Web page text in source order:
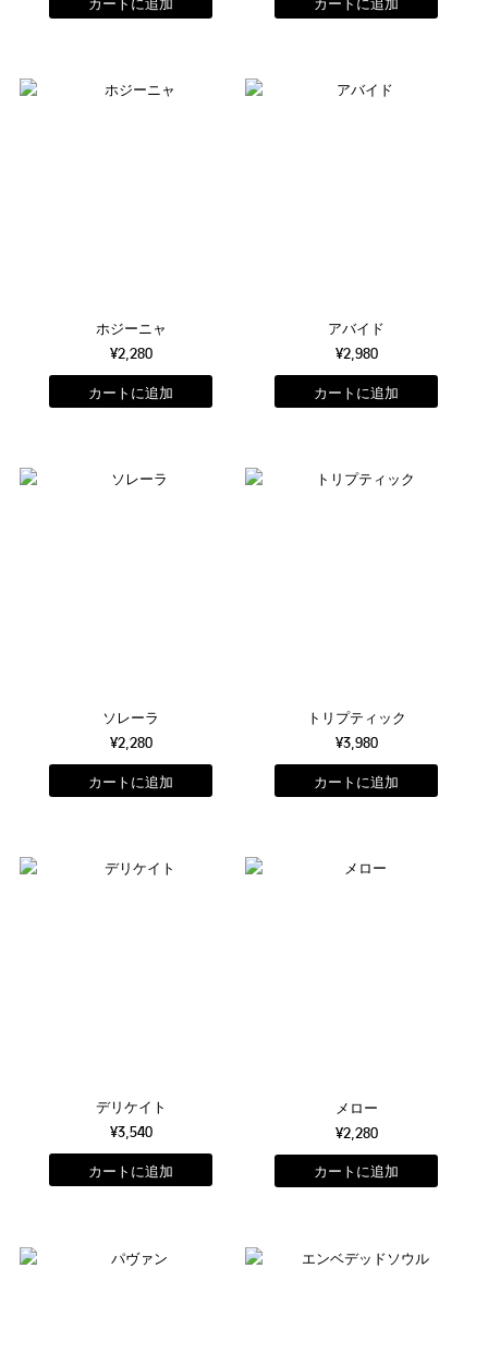
ホジーニャ
¥2,280
アバイド
¥2,980
ソレーラ
¥2,280
トリプティック
¥3,980
デリケイト
¥3,540
メロー
¥2,280